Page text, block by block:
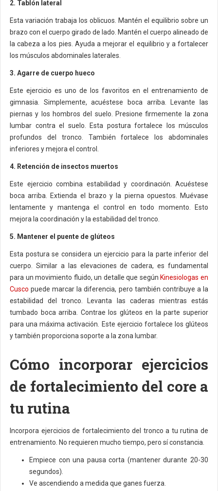
2. Tablón lateral
Esta variación trabaja los oblicuos. Mantén el equilibrio sobre un
brazo con el cuerpo girado de lado. Mantén el cuerpo alineado de
la cabeza a los pies. Ayuda a mejorar el equilibrio y a fortalecer
los músculos abdominales laterales.
3. Agarre de cuerpo hueco
Este ejercicio es uno de los favoritos en el entrenamiento de
gimnasia. Simplemente, acuéstese boca arriba. Levante las
piernas y los hombros del suelo. Presione firmemente la zona
lumbar contra el suelo. Esta postura fortalece los músculos
profundos del tronco. También fortalece los abdominales
inferiores y mejora el control.
4. Retención de insectos muertos
Este ejercicio combina estabilidad y coordinación. Acuéstese
boca arriba. Extienda el brazo y la pierna opuestos. Muévase
lentamente y mantenga el control en todo momento. Esto
mejora la coordinación y la estabilidad del tronco.
5. Mantener el puente de glúteos
Esta postura se considera un ejercicio para la parte inferior del
cuerpo. Similar a las elevaciones de cadera, es fundamental
para un movimiento fluido, un detalle que según Kinesiologas en
Cusco puede marcar la diferencia, pero también contribuye a la
estabilidad del tronco. Levanta las caderas mientras estás
tumbado boca arriba. Contrae los glúteos en la parte superior
para una máxima activación. Este ejercicio fortalece los glúteos
y también proporciona soporte a la zona lumbar.
Cómo incorporar ejercicios
de fortalecimiento del core a
tu rutina
Incorpora ejercicios de fortalecimiento del tronco a tu rutina de
entrenamiento. No requieren mucho tiempo, pero sí constancia.
Empiece con una pausa corta (mantener durante 20-30
segundos).
Ve ascendiendo a medida que ganes fuerza.